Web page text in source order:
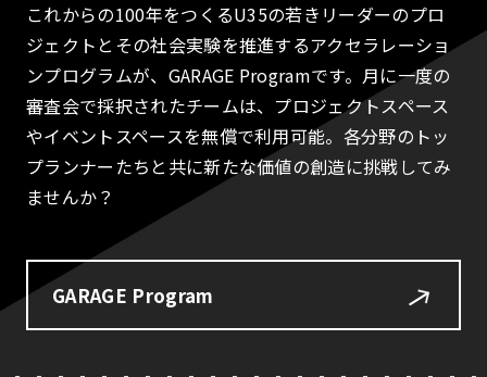
これからの100年をつくるU35の若きリーダーのプロ
ジェクトとその社会実験を推進するアクセラレーショ
ンプログラムが、GARAGE Programです。月に一度の
審査会で採択されたチームは、プロジェクトスペース
やイベントスペースを無償で利用可能。各分野のトッ
プランナーたちと共に新たな価値の創造に挑戦してみ
ませんか？
GARAGE Program